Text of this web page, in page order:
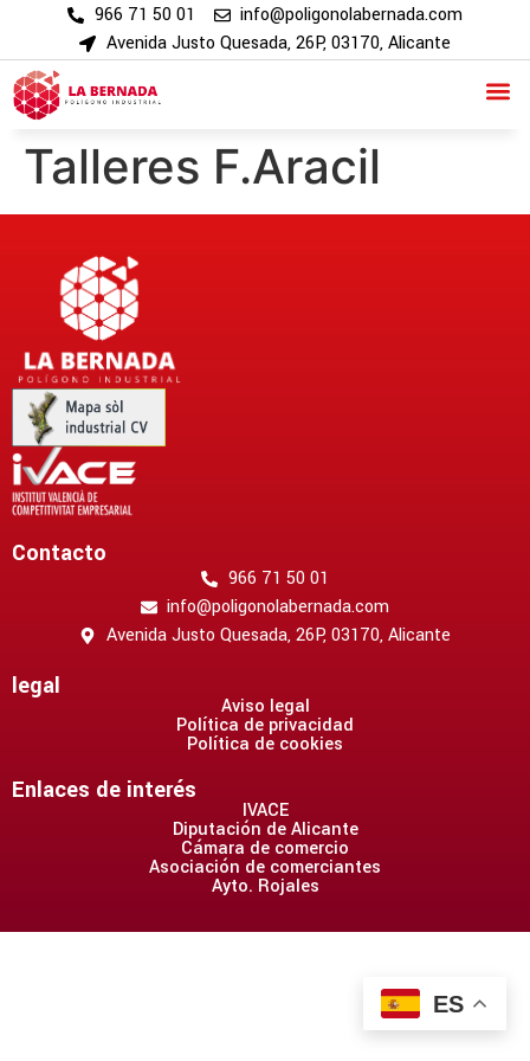
966 71 50 01
info@poligonolabernada.com
Avenida Justo Quesada, 26P, 03170, Alicante
Talleres F.Aracil
Contacto
966 71 50 01
info@poligonolabernada.com
Avenida Justo Quesada, 26P, 03170, Alicante
legal
Aviso legal
Política de privacidad
Política de cookies
Enlaces de interés
IVACE
Diputación de Alicante
Cámara de comercio
Asociación de comerciantes
Ayto. Rojales
ES